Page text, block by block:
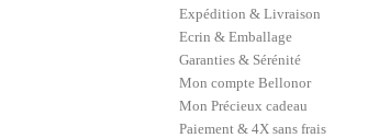
Expédition & Livraison
Ecrin & Emballage
Garanties & Sérénité
Mon compte Bellonor
Mon Précieux cadeau
Paiement & 4X sans frais